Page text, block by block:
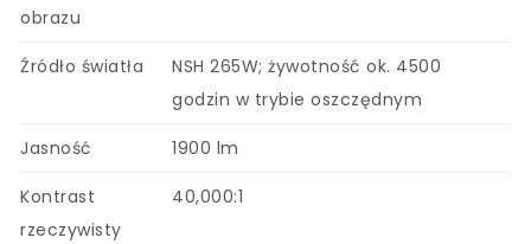
obrazu
Źródło światła
NSH 265W; żywotność ok. 4500
godzin w trybie oszczędnym
Jasność 1900 lm
Kontrast
rzeczywisty
40,000:1